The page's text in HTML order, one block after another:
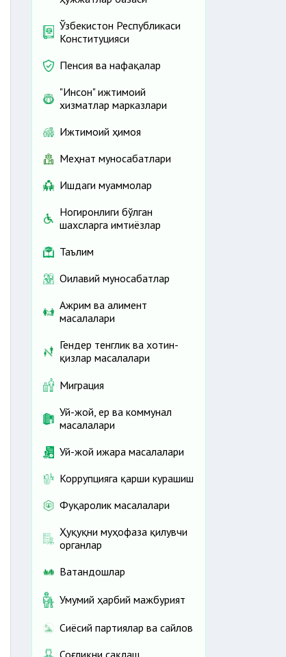
Ўзбекистон Республикаси
Конституцияси
Пенсия ва нафақалар
"Инсон" ижтимоий
хизматлар марказлари
Ижтимоий ҳимоя
Меҳнат муносабатлари
Ишдаги муаммолар
Ногиронлиги бўлган
шахсларга имтиёзлар
Таълим
Оилавий муносабатлар
Ажрим ва алимент
масалалари
Гендер тенглик ва хотин-
қизлар масалалари
Миграция
Уй-жой, ер ва коммунал
масалалари
Уй-жой ижара масалалари
Коррупцияга қарши курашиш
Фуқаролик масалалари
Ҳуқуқни муҳофаза қилувчи
органлар
Ватандошлар
Умумий ҳарбий мажбурият
Сиёсий партиялар ва сайлов